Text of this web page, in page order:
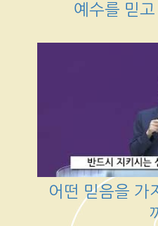
예수를 믿
어떤 믿음을 가